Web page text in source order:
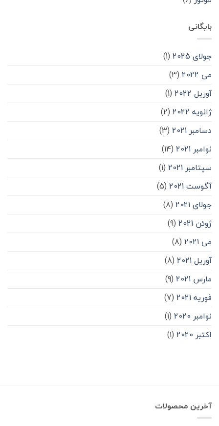
بایگانی
جولای 2025
(1)
می 2022
(3)
آوریل 2022
(1)
ژانویه 2022
(2)
دسامبر 2021
(3)
نوامبر 2021
(14)
سپتامبر 2021
(1)
آگوست 2021
(5)
جولای 2021
(8)
ژوئن 2021
(9)
می 2021
(8)
آوریل 2021
(8)
مارس 2021
(9)
فوریه 2021
(7)
نوامبر 2020
(1)
اکتبر 2020
(1)
آخرین محصولات